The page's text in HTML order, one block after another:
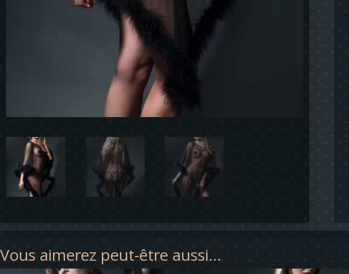
Vous aimerez peut-être aussi…